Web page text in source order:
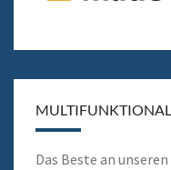
Das Beste an